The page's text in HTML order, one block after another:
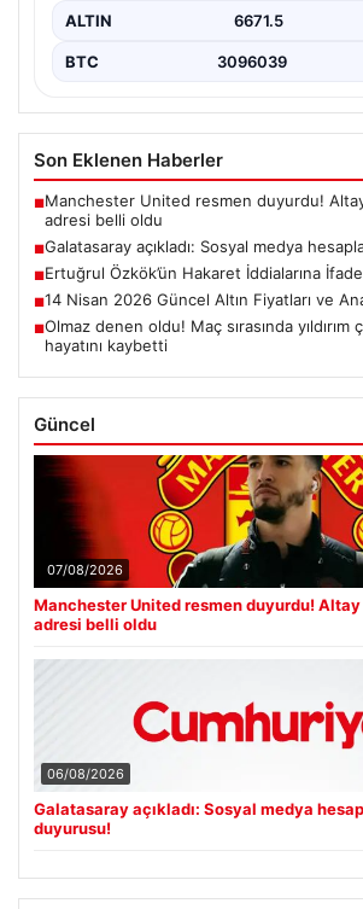
ALTIN 6671.5
BTC 3096039
Son Eklenen Haberler
■Manchester United resmen duyurdu! Altay
adresi belli oldu
■Galatasaray açıkladı: Sosyal medya
■Ertuğrul Özkök’ün Hakaret İddialarına
■14 Nisan 2026 Güncel Altın Fiyatları ve
■Olmaz denen oldu! Maç sırasında yıldırım
hayatını kaybetti
Güncel
07/08/2026
Manchester United resmen duyurdu! Altay
adresi belli oldu
06/08/2026
Galatasaray açıkladı: Sosyal medya
duyurusu!